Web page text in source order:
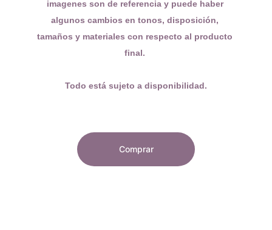
imagenes son de referencia y puede haber
algunos cambios en tonos, disposición,
tamaños y materiales con respecto al producto
final.
Todo está sujeto a disponibilidad.
Comprar